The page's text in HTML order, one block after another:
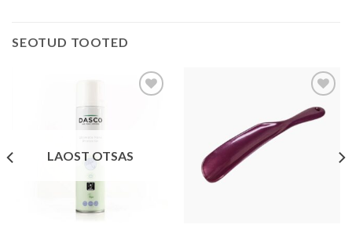
SEOTUD TOOTED
LAOST OTSAS
Salvesta
see